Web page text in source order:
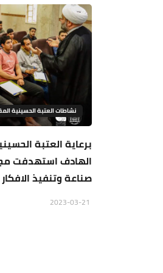
نشاطات العتبة الحسينية
برعاية العتبة
الهادف استهدفت
صناعة وتنفيذ